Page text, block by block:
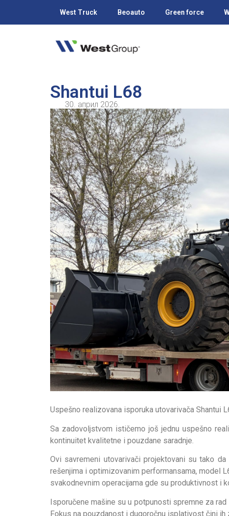
West Truck Beoauto Green force
Shantui L68
30. април 2026.
Uspešno realizovana isporuka utovarivača Shantui
Sa zadovoljstvom ističemo još jednu uspešno
kontinuitet kvalitetne i pouzdane saradnje.
Ovi savremeni utovarivači projektovani su tako
rešenjima i optimizovanim performansama, model
svakodnevnim operacijama gde su produktivnost i
Isporučene mašine su u potpunosti spremne za
Fokus na pouzdanost i dugoročnu isplativost čini